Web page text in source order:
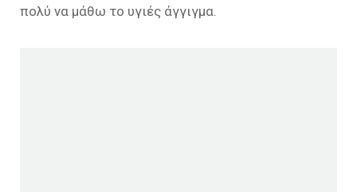
πολύ να μάθω το υγιές άγγιγμα.